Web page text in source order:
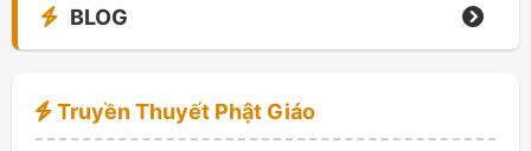
BLOG
Truyền Thuyết Phật Giáo